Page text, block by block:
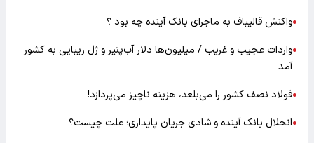
●واکنش قالیباف به ماجرای بانک آینده چه بود ؟
●واردات عجیب و غریب / میلیون‌ها دلار آب‌پنیر و ژل زیبایی به کشور
آمد
●فولاد نصف کشور را می‌بلعد، هزینه ناچیز می‌پردازد!
●انحلال بانک آینده و شادی جریان پایداری؛ علت چیست؟